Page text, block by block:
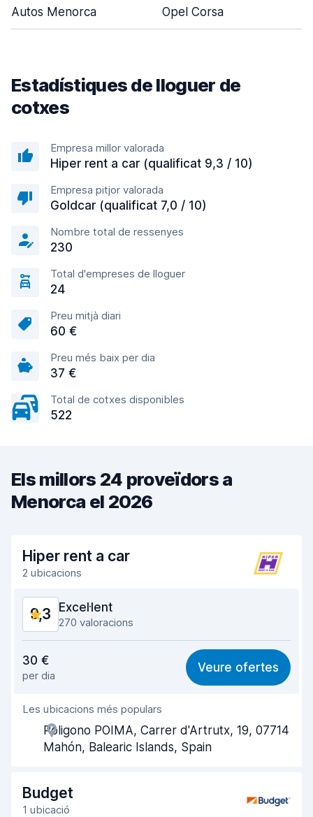
Autos Menorca Opel Corsa
Estadístiques de lloguer de
cotxes
Empresa millor valorada
Hiper rent a car (qualificat 9,3 / 10)
Empresa pitjor valorada
Goldcar (qualificat 7,0 / 10)
Nombre total de ressenyes
230
Total d'empreses de lloguer
24
Preu mitjà diari
60 €
Preu més baix per dia
37 €
Total de cotxes disponibles
522
Els millors 24 proveïdors a
Menorca el 2026
Hiper rent a car
2 ubicacions
9,3 Excel·lent
270 valoracions
9,2
Facilitat de trobar 9,1
Utilitat de l'agent
Velocitat de recollida
Neteja del cotxe 9,4
30 €
per dia
Veure ofertes
Les ubicacions més populars
Poligono POIMA, Carrer d'Artrutx, 19, 07714
Mahón, Balearic Islands, Spain
Budget
1 ubicació